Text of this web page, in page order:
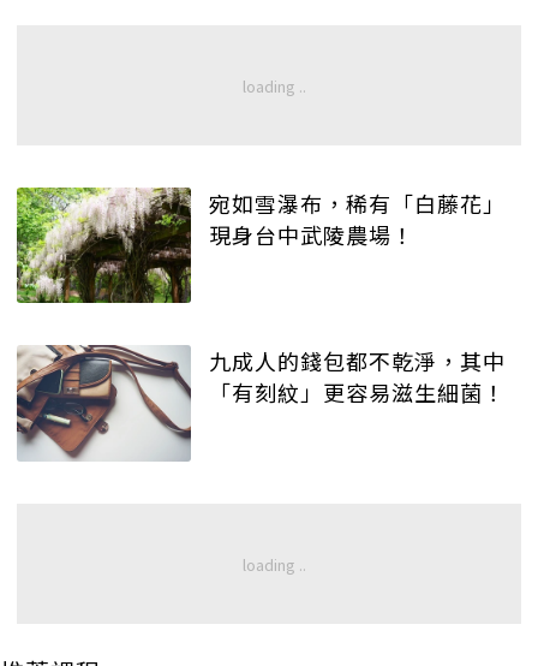
宛如雪瀑布，稀有「白藤花」
現身台中武陵農場！
九成人的錢包都不乾淨，其中
「有刻紋」更容易滋生細菌！